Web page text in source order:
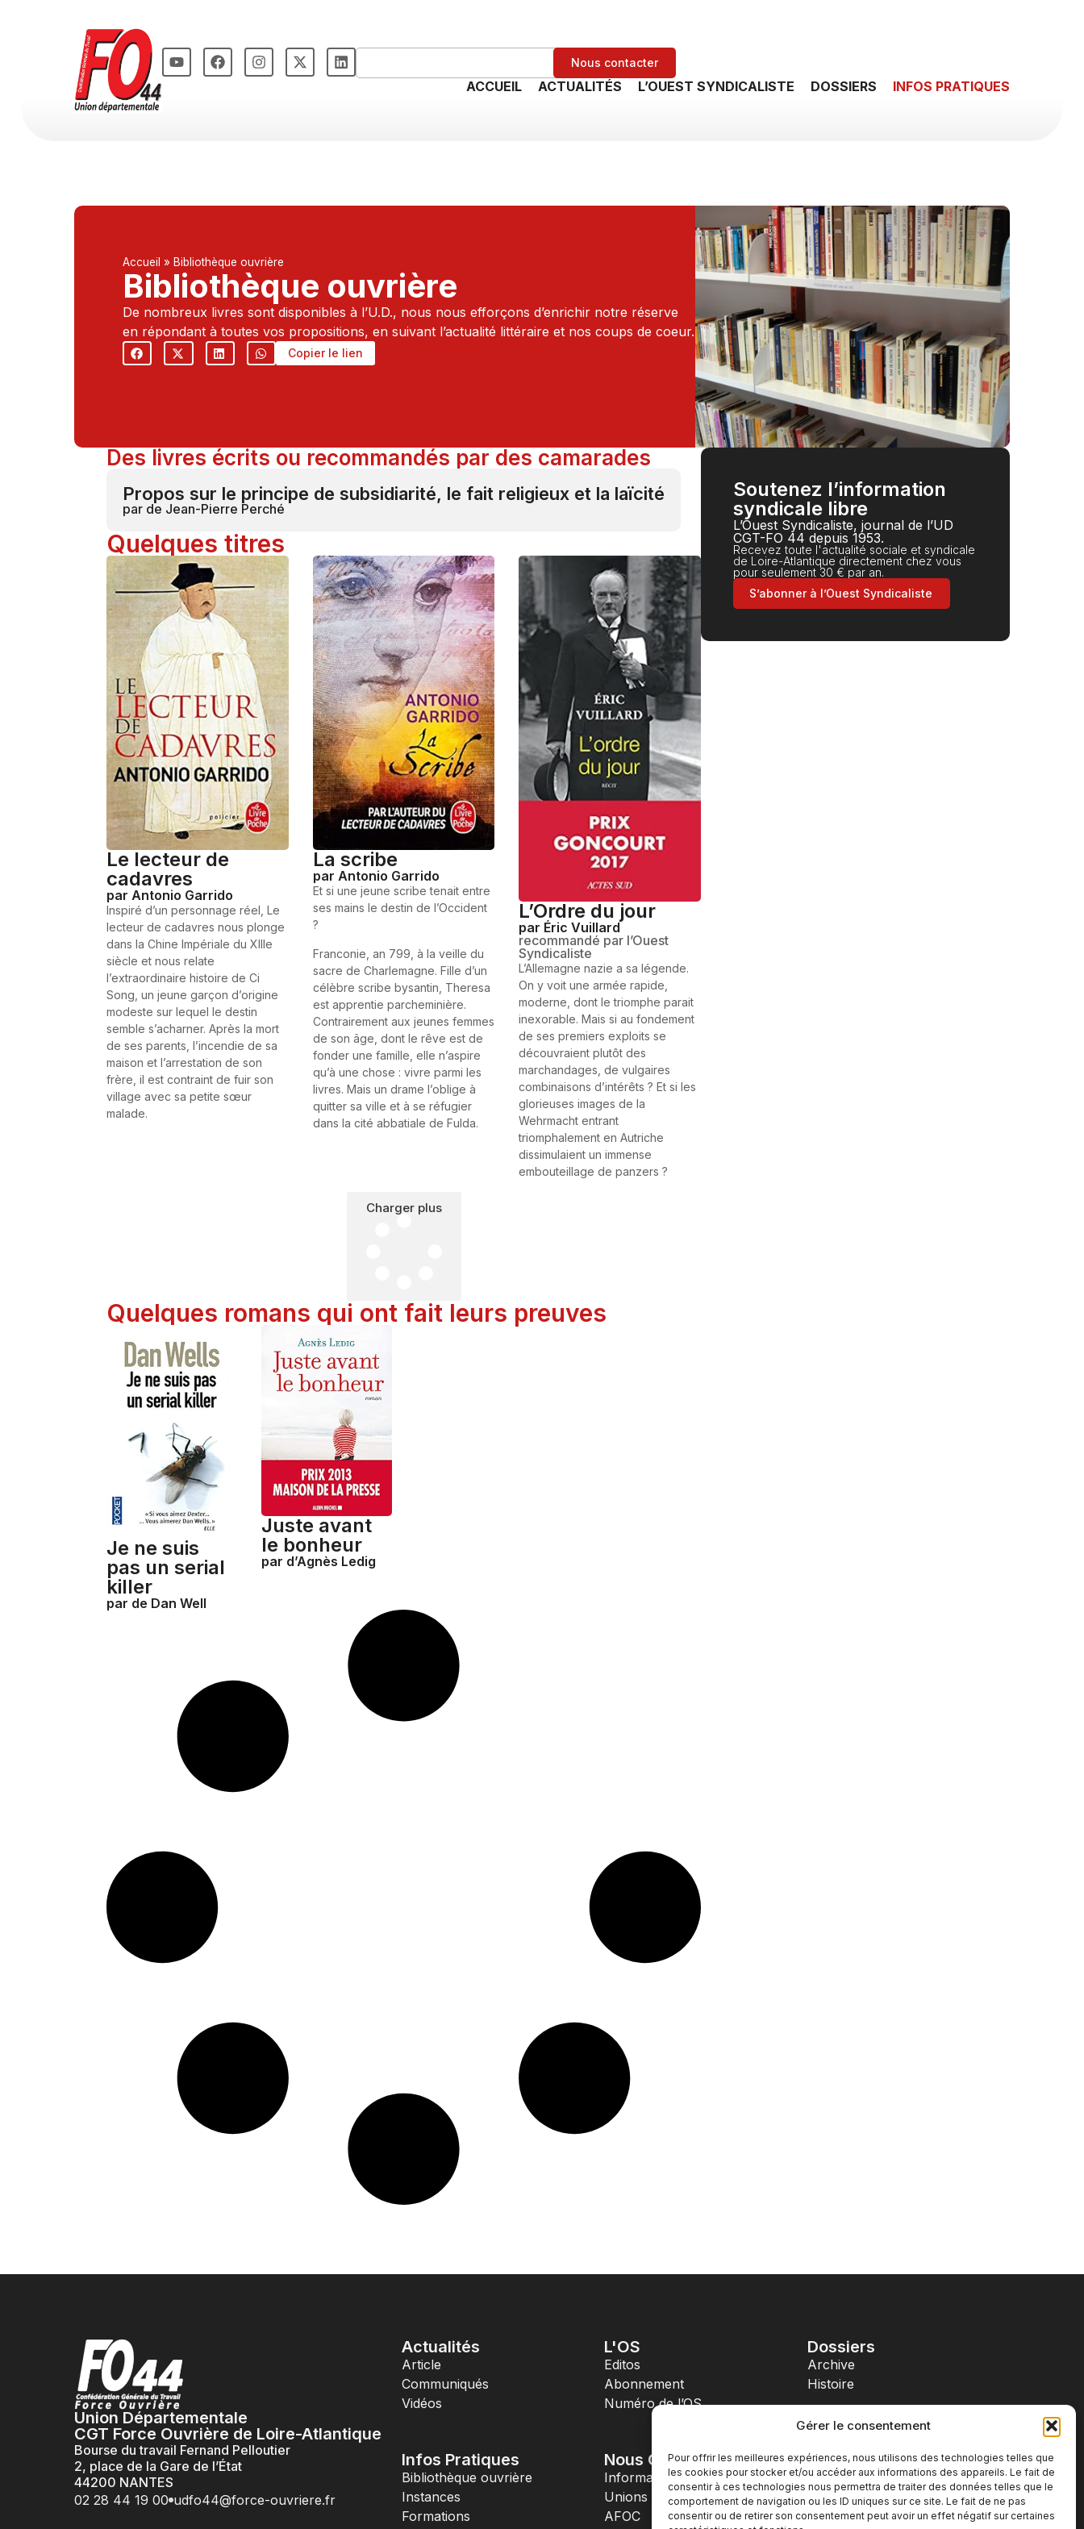
Gérer le consentement
Pour offrir les meilleures expériences, nous utilisons des technologies telles que
les cookies pour stocker et/ou accéder aux informations des appareils. Le fait de
consentir à ces technologies nous permettra de traiter des données telles que le
comportement de navigation ou les ID uniques sur ce site. Le fait de ne pas
consentir ou de retirer son consentement peut avoir un effet négatif sur certaines
Nous contacter
ACCUEIL ACTUALITÉS L’OUEST SYNDICALISTE DOSSIERS INFOS PRATIQUES
Accueil » Bibliothèque ouvrière
Bibliothèque ouvrière
De nombreux livres sont disponibles à l’U.D., nous nous efforçons d’enrichir notre réserve
en répondant à toutes vos propositions, en suivant l’actualité littéraire et nos coups de coeur.
Copier le lien
Des livres écrits ou recommandés par des camarades
Propos sur le principe de subsidiarité, le fait religieux et la laïcité
par de Jean-Pierre Perché
Quelques titres
Le lecteur de
cadavres
par Antonio Garrido
Inspiré d’un personnage réel, Le
lecteur de cadavres nous plonge
dans la Chine Impériale du XIIIe
siècle et nous relate
l’extraordinaire histoire de Ci
Song, un jeune garçon d’origine
modeste sur lequel le destin
semble s’acharner. Après la mort
de ses parents, l’incendie de sa
maison et l’arrestation de son
frère, il est contraint de fuir son
village avec sa petite sœur
malade.
La scribe
par Antonio Garrido
Et si une jeune scribe tenait entre
ses mains le destin de l’Occident
?
Franconie, an 799, à la veille du
sacre de Charlemagne. Fille d’un
célèbre scribe bysantin, Theresa
est apprentie parcheminière.
Contrairement aux jeunes femmes
de son âge, dont le rêve est de
fonder une famille, elle n’aspire
qu’à une chose : vivre parmi les
livres. Mais un drame l’oblige à
quitter sa ville et à se réfugier
dans la cité abbatiale de Fulda.
L’Ordre du jour
par Éric Vuillard
recommandé par l’Ouest
Syndicaliste
L’Allemagne nazie a sa légende.
On y voit une armée rapide,
moderne, dont le triomphe parait
inexorable. Mais si au fondement
de ses premiers exploits se
découvraient plutôt des
marchandages, de vulgaires
combinaisons d’intérêts ? Et si les
glorieuses images de la
Wehrmacht entrant
triomphalement en Autriche
dissimulaient un immense
embouteillage de panzers ?
Charger plus
Quelques romans qui ont fait leurs preuves
Je ne suis
pas un serial
killer
par de Dan Well
Juste avant
le bonheur
par d’Agnès Ledig
Soutenez l’information
syndicale libre
L’Ouest Syndicaliste, journal de l’UD
CGT-FO 44 depuis 1953.
Recevez toute l'actualité sociale et syndicale
de Loire-Atlantique directement chez vous
pour seulement 30 € par an.
S’abonner à l’Ouest Syndicaliste
Union Départementale
CGT Force Ouvrière de Loire-Atlantique
Bourse du travail Fernand Pelloutier
2, place de la Gare de l’État
44200 NANTES
02 28 44 19 00 udfo44@force-ouvriere.fr
Actualités
Article
Communiqués
Vidéos
L'OS
Editos
Abonnement
Numéro de l’OS
Dossiers
Archive
Histoire
Infos Pratiques
Bibliothèque ouvrière
Instances
Formations
Nous Contacter
Informations UD
Unions Locales
AFOC
Nos réseaux